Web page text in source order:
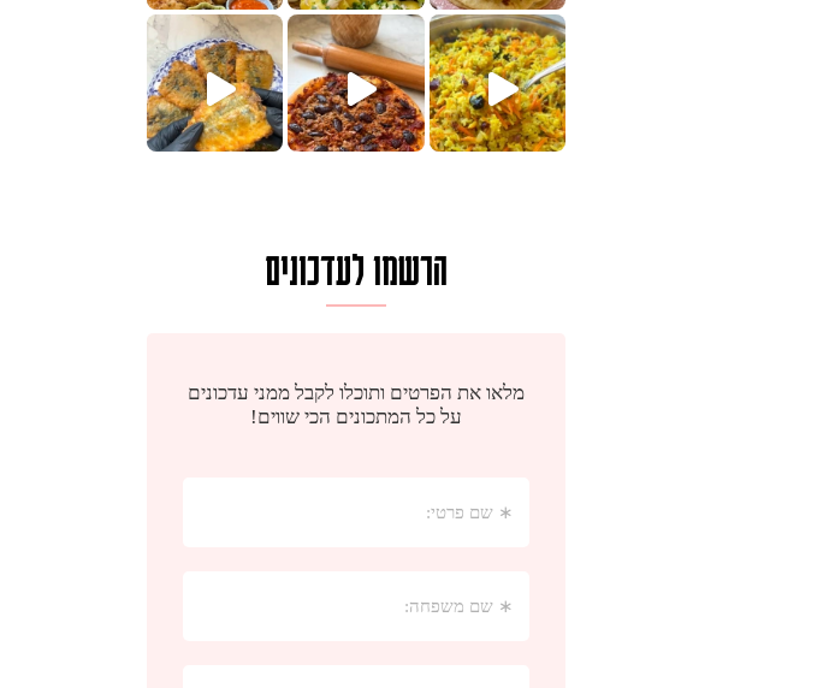
למתכון
פיצה של תשעת הימים ולמה היא נקראת ככה? ההסבר בסרטו
מז׳ווז׳ין או בתרגום לעברית, מחותניםמתכון ראש
הרשמו לעדכונים